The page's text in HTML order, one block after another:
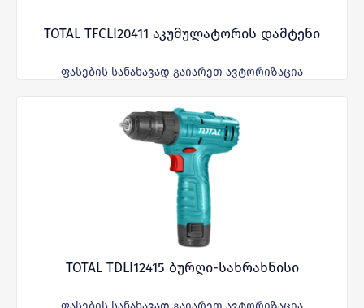
TOTAL TFCLI20411 აკუმულატორის დამტენი
ფასების სანახავად გაიარეთ ავტორიზაცია
TOTAL TDLI12415 ბურღი-სახრახნისი